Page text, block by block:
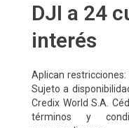
DJI a 24
interés
Aplican
Sujeto a
Credix World S.A.
términos y